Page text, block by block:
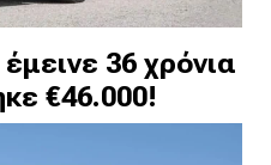
36 χρόνια
€46.000!